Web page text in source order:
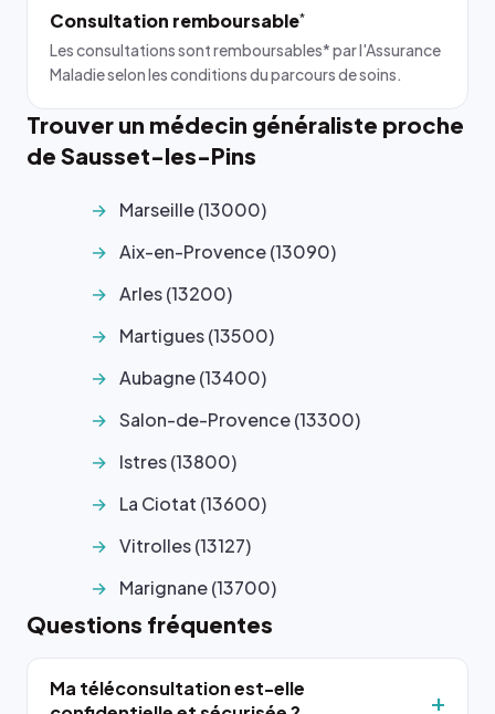
Consultation remboursable*
Les consultations sont remboursables* par l'Assurance
Maladie selon les conditions du parcours de soins.
Trouver un médecin généraliste proche
de Sausset-les-Pins
Marseille (13000)
Aix-en-Provence (13090)
Arles (13200)
Martigues (13500)
Aubagne (13400)
Salon-de-Provence (13300)
Istres (13800)
La Ciotat (13600)
Vitrolles (13127)
Marignane (13700)
Questions fréquentes
Ma téléconsultation est-elle